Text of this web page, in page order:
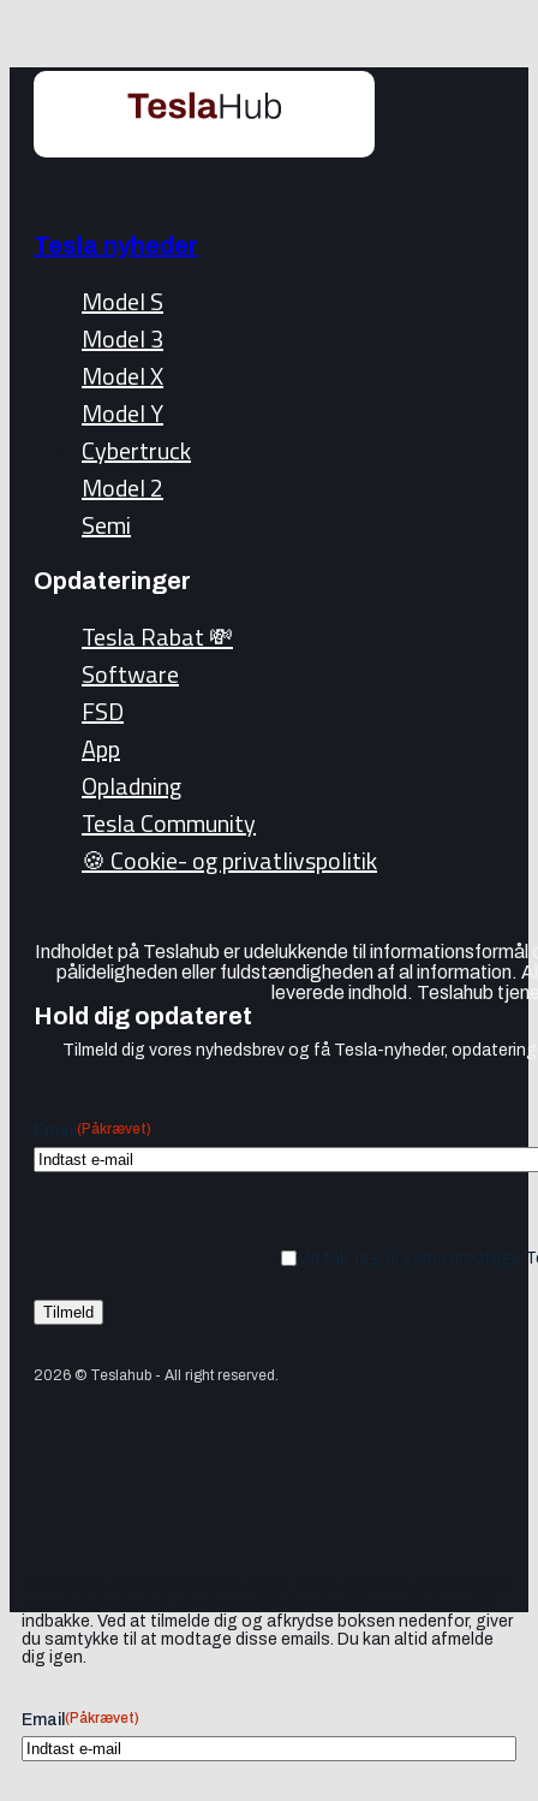
Tesla nyheder
Model S
Model 3
Model X
Model Y
Cybertruck
Model 2
Semi
Opdateringer
Tesla Rabat 💸
Software
FSD
App
Opladning
Tesla Community
🍪 Cookie- og privatlivspolitik
Indholdet på Teslahub er udelukkende til
pålideligheden eller fuldstændigheden af al information.
leverede indhold. Teslahub
Hold dig opdateret
Tilmeld dig vores nyhedsbrev og få Tesla-nyheder,
(Påkrævet)
Ja tak, jeg vil gerne modtage
2026 © Teslahub - All right reserved.
indbakke. Ved at tilmelde dig og afkrydse boksen nedenfor, giver
du samtykke til at modtage disse emails. Du kan altid afmelde
dig igen.
Email (Påkrævet)